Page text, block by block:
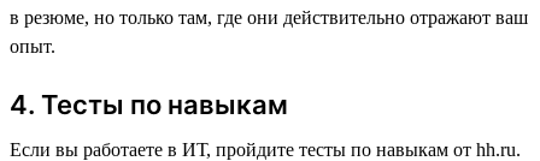
в резюме, но только там, где они действительно отражают ваш
опыт.
4. Тесты по навыкам
Если вы работаете в ИТ, пройдите тесты по навыкам от hh.ru.